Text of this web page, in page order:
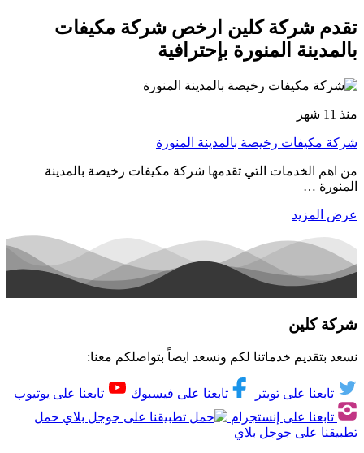
تقدم شركة كلين ارخص شركة مكيفات
بالمدينة المنورة بإحترافية
منذ 11 شهر
شركة مكيفات رخيصة بالمدينة المنورة
من اهم الخدمات التي تقدمها شركة مكيفات رخيصة بالمدينة
المنورة …
عرض المزيد
شركة كلين
نسعد بتقديم خدماتنا لكم ونسعد ايضاً بتواصلكم معنا:
تابعنا على تويتر تابعنا على فيسبوك
تابعنا على يوتيوب
تابعنا على إنستجرام
حمل
تطبيقنا على جوجل بلاي